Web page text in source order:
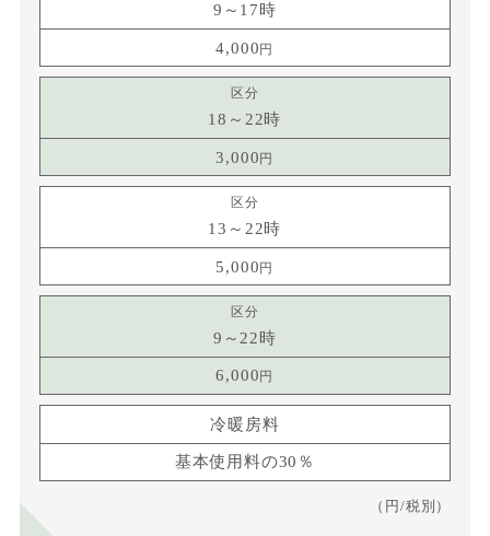
9～17時
4,000
18～22時
3,000
13～22時
5,000
9～22時
6,000
冷暖房料
基本使用料の30％
（円/税別）